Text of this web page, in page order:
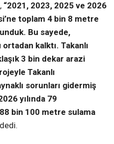
“2021, 2023, 2025 ve 2026
toplam 4 bin 8 metre
Bu sayede,
kalktı. Takanlı
3 bin dekar arazi
Takanlı
sorunları gidermiş
yılında 79
bin 100 metre sulama
dedi.